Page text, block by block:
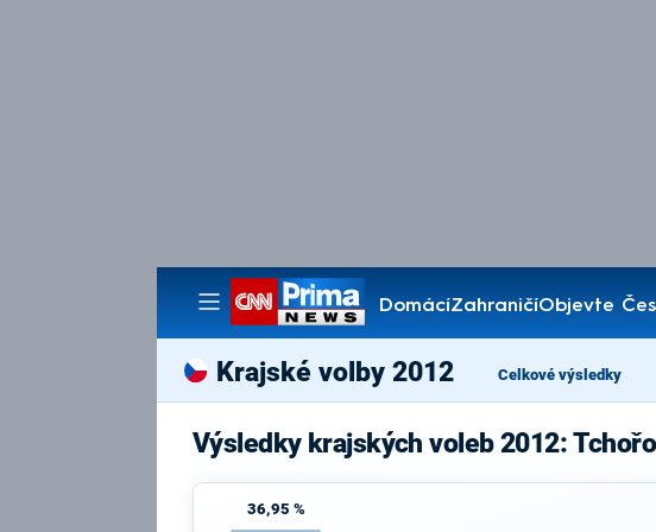
DomácíZahraničíObjevte
Pořady
Krajské volby 2012 Celkové výsledky
Výsledky krajských voleb 2012:
36,95 %